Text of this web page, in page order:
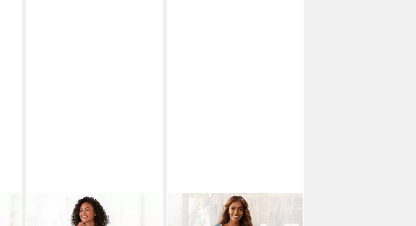
VIVANCE DREAMS BY LASCANA
Pyjama (Set, 2 tlg) mit Frontdruck
Pyjama (Set, 2 tlg) mit
gemusterter Hose